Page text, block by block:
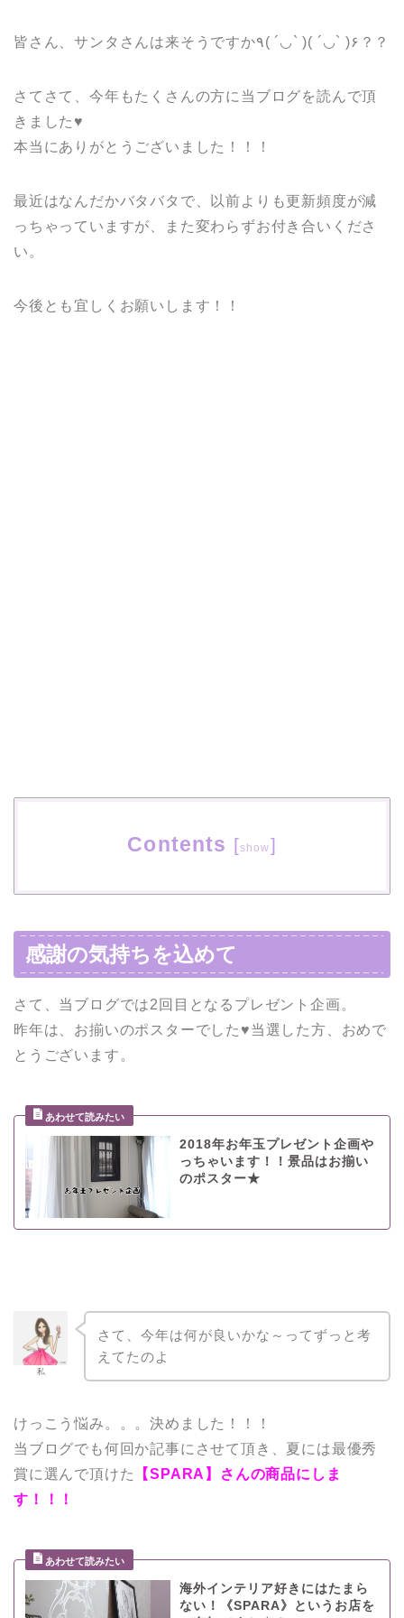
皆さん、サンタさんは来そうですか٩( ´◡` )( ´◡` )۶？？
さてさて、今年もたくさんの方に当ブログを読んで頂
きました♥
本当にありがとうございました！！！
最近はなんだかバタバタで、以前よりも更新頻度が減
っちゃっていますが、また変わらずお付き合いくださ
い。
今後とも宜しくお願いします！！
Contents [show]
感謝の気持ちを込めて
さて、当ブログでは2回目となるプレゼント企画。
昨年は、お揃いのポスターでした♥当選した方、おめで
とうございます。
2018年お年玉プレゼント企画や
っちゃいます！！景品はお揃い
のポスター★
私
さて、今年は何が良いかな～ってずっと考
えてたのよ
けっこう悩み。。。決めました！！！
当ブログでも何回か記事にさせて頂き、夏には最優秀
賞に選んで頂けた
【SPARA】さんの商品にしま
す！！！
海外インテリア好きにはたまら
ない！《SPARA》というお店を